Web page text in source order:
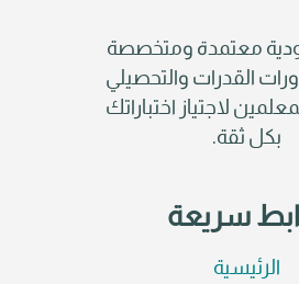
معتمدة ومتخصصة
القدرات والتحصيلي
لاجتياز اختباراتك
بكل ثقة.
سريعة
الرئيسية